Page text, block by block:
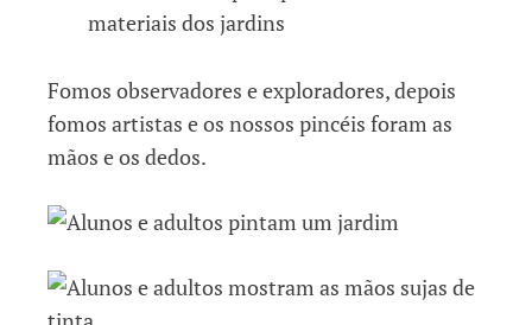
Fomos observadores e exploradores, depois
fomos artistas e os nossos pincéis foram as
mãos e os dedos.